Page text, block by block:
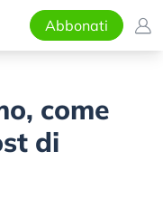
Abbonati
come
di